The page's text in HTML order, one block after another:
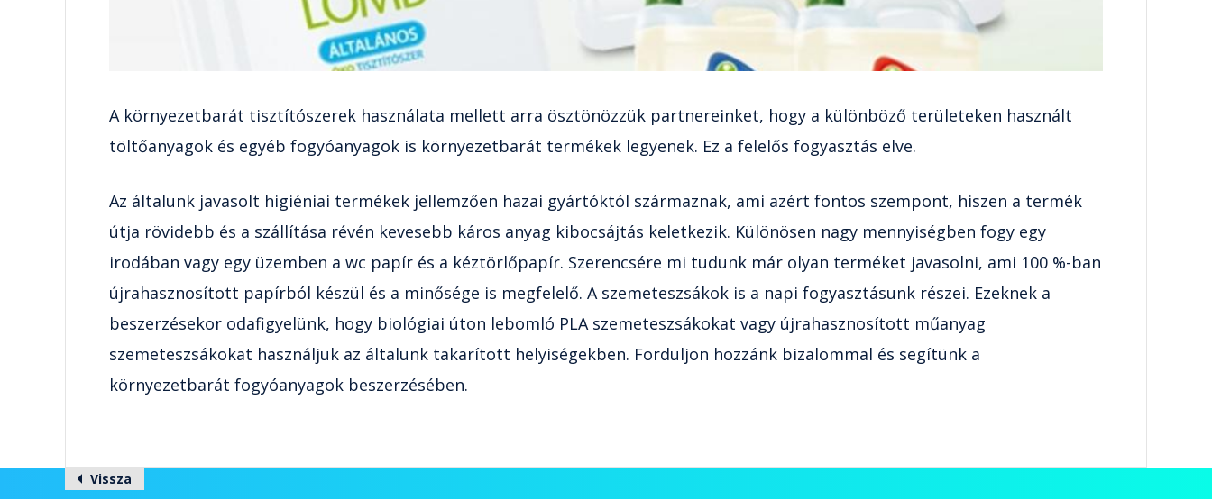
A környezetbarát tisztítószerek használata mellett arra ösztönözzük partnereinket, hogy a különböző területeken használt
töltőanyagok és egyéb fogyóanyagok is környezetbarát termékek legyenek. Ez a felelős fogyasztás elve.
Az általunk javasolt higiéniai termékek jellemzően hazai gyártóktól származnak, ami azért fontos szempont, hiszen a termék
útja rövidebb és a szállítása révén kevesebb káros anyag kibocsájtás keletkezik. Különösen nagy mennyiségben fogy egy
irodában vagy egy üzemben a wc papír és a kéztörlőpapír. Szerencsére mi tudunk már olyan terméket javasolni, ami 100 %-ban
újrahasznosított papírból készül és a minősége is megfelelő. A szemeteszsákok is a napi fogyasztásunk részei. Ezeknek a
beszerzésekor odafigyelünk, hogy biológiai úton lebomló PLA szemeteszsákokat vagy újrahasznosított műanyag
szemeteszsákokat használjuk az általunk takarított helyiségekben. Forduljon hozzánk bizalommal és segítünk a
környezetbarát fogyóanyagok beszerzésében.
Vissza